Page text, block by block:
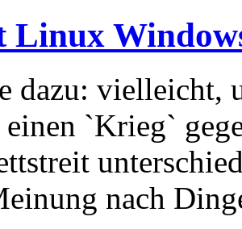
Linux
dazu: vielleicht,
`Krieg`
nach